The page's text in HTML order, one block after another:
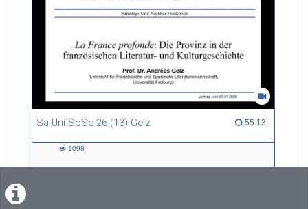
Sa-Uni SoSe 26 (13) Gelz 55:13
55:13 duration
1098